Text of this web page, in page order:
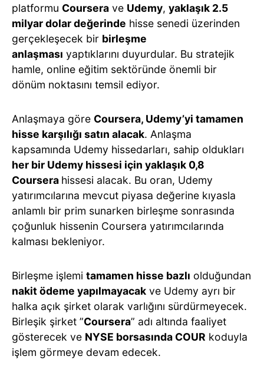
platformu Coursera ve Udemy, yaklaşık 2.5
milyar dolar değerinde hisse senedi üzerinden
gerçekleşecek bir birleşme
anlaşması yaptıklarını duyurdular. Bu stratejik
hamle, online eğitim sektöründe önemli bir
dönüm noktasını temsil ediyor.
Anlaşmaya göre Coursera, Udemy’yi tamamen
hisse karşılığı satın alacak. Anlaşma
kapsamında Udemy hissedarları, sahip oldukları
her bir Udemy hissesi için yaklaşık 0,8
Coursera hissesi alacak. Bu oran, Udemy
yatırımcılarına mevcut piyasa değerine kıyasla
anlamlı bir prim sunarken birleşme sonrasında
çoğunluk hissenin Coursera yatırımcılarında
kalması bekleniyor.
Birleşme işlemi tamamen hisse bazlı olduğundan
nakit ödeme yapılmayacak ve Udemy ayrı bir
halka açık şirket olarak varlığını sürdürmeyecek.
Birleşik şirket ”Coursera” adı altında faaliyet
gösterecek ve NYSE borsasında COUR koduyla
işlem görmeye devam edecek.